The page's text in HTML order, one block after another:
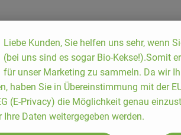
300 g
Stielmus, 1
Liebe Kunden, Sie helfen uns sehr, wenn
(bei uns sind es sogar Bio-Kekse!).Somit
für unser Marketing zu sammeln. Da wir
haben Sie in Übereinstimmung mit der
(E-Privacy) die Möglichkeit genau
Ihre Daten weitergegeben werden.